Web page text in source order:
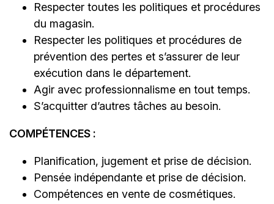
Respecter toutes les politiques et procédures
du magasin.
Respecter les politiques et procédures de
prévention des pertes et s’assurer de leur
exécution dans le département.
Agir avec professionnalisme en tout temps.
S’acquitter d’autres tâches au besoin.
COMPÉTENCES :
Planification, jugement et prise de décision.
Pensée indépendante et prise de décision.
Compétences en vente de cosmétiques.